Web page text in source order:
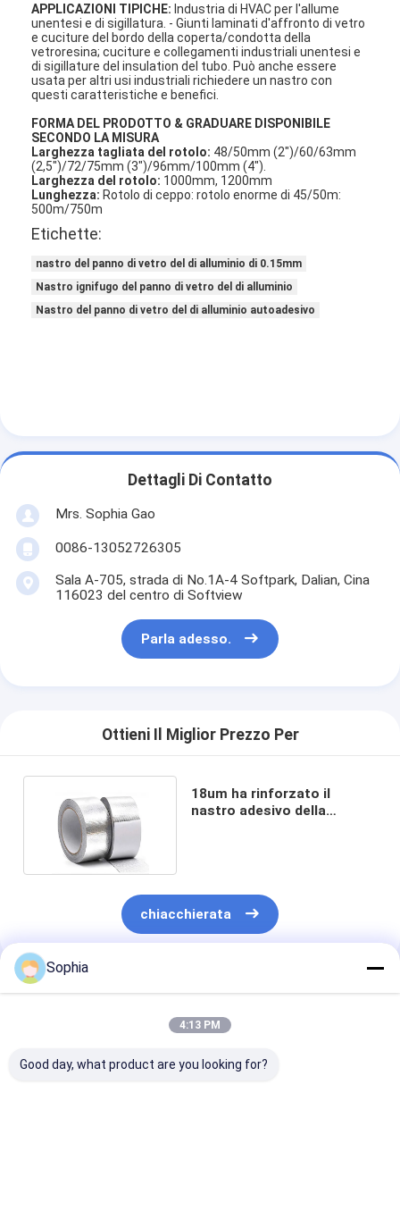
Casa
Controllo di qualità
Contattici
Nastro adesivo dell'isolamento
Nastro dell'isolamento del panno di vetro
Nastro adesivo del di alluminio
Nastro del panno di vetro del di alluminio
La stagnola ha affrontato la carta kraft
Panno della vetroresina del di alluminio
Nastro della tela della stagnola
Doppio nastro adesivo parteggiato
Nastro adesivo dell'ANIMALE DOMESTICO
APPLICAZIONI TIPICHE: Industria di HVAC per l'allume
unentesi e di sigillatura. - Giunti laminati d'affronto di vetro
e cuciture del bordo della coperta/condotta della
vetroresina; cuciture e collegamenti industriali unentesi e
di sigillature del insulation del tubo. Può anche essere
usata per altri usi industriali richiedere un nastro con
questi caratteristiche e benefici.
FORMA DEL PRODOTTO & GRADUARE DISPONIBILE
SECONDO LA MISURA
Larghezza tagliata del rotolo: 48/50mm (2")/60/63mm
(2,5")/72/75mm (3")/96mm/100mm (4").
Larghezza del rotolo: 1000mm, 1200mm
Lunghezza: Rotolo di ceppo: rotolo enorme di 45/50m:
500m/750m
Etichette:
nastro del panno di vetro del di alluminio di 0.15mm
Nastro ignifugo del panno di vetro del di alluminio
Nastro del panno di vetro del di alluminio autoadesivo
Dettagli Di Contatto
Mrs. Sophia Gao
0086-13052726305
Sala A-705, strada di No.1A-4 Softpark, Dalian, Cina
116023 del centro di Softview
Parla adesso.
Ottieni Il Miglior Prezzo Per
18um ha rinforzato il
nastro adesivo della
chiacchierata
Prodotti Raccomandati
Sophia
4:13 PM
Good day, what product are you looking for?